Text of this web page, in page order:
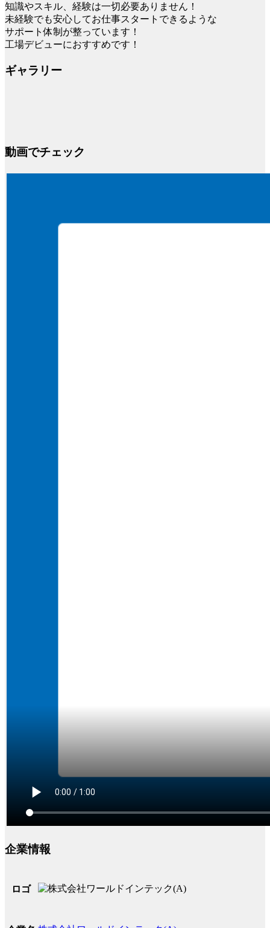
知識やスキル、経験は一切必要ありません！
未経験でも安心してお仕事スタートできるような
サポート体制が整っています！
工場デビューにおすすめです！
ギャラリー
動画でチェック
企業情報
ロゴ